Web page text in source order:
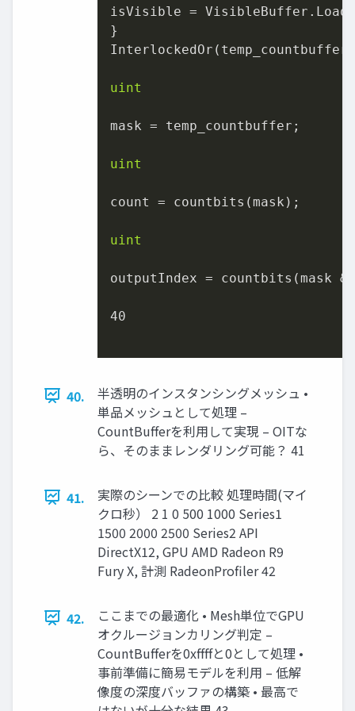
isVisible = VisibleBuffer.Load(
}
uint
mask = temp_countbuffer;
uint
count = countbits(mask);
uint
outputIndex = countbits(mask &
40
40.
半透明のインスタンシングメッシュ •
単品メッシュとして処理 –
CountBufferを利用して実現 – OITな
ら、そのままレンダリング可能？ 41
41.
実際のシーンでの比較 処理時間(マイ
クロ秒） 2 1 0 500 1000 Series1
1500 2000 2500 Series2 API
DirectX12, GPU AMD Radeon R9
Fury X, 計測 RadeonProfiler 42
42.
ここまでの最適化 • Mesh単位でGPU
オクルージョンカリング判定 –
CountBufferを0xffffと0として処理 •
事前準備に簡易モデルを利用 – 低解
像度の深度バッファの構築 • 最高で